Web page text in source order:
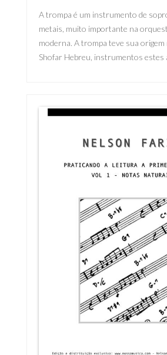
A trompa é um instrumento de
metais, muito importante na
moderna. A trompa teve sua
Shofar Hebreu, instrumentos estes